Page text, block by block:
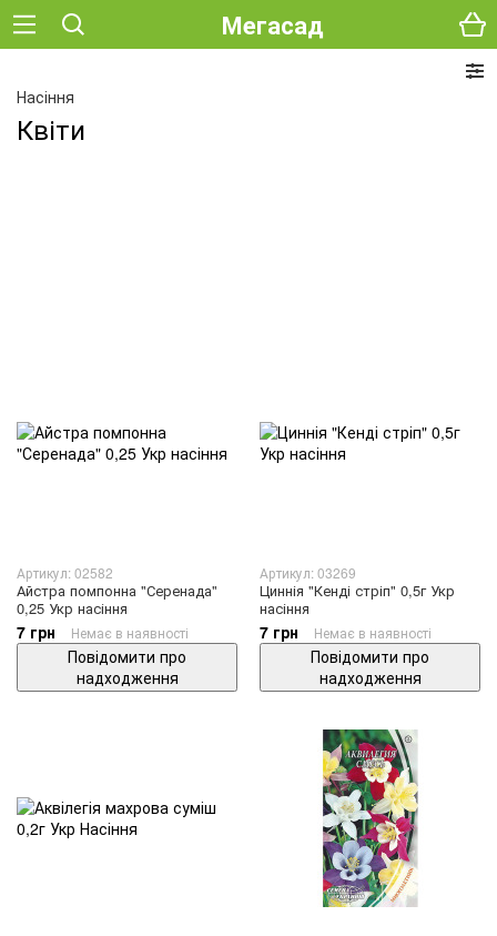
Мегасад
Насіння
Квіти
Артикул: 02582
Айстра помпонна "Серенада"
0,25 Укр насіння
7 грн Немає в наявності
Повідомити про
надходження
Артикул: 03269
Циннія "Кенді стріп" 0,5г Укр
насіння
7 грн Немає в наявності
Повідомити про
надходження